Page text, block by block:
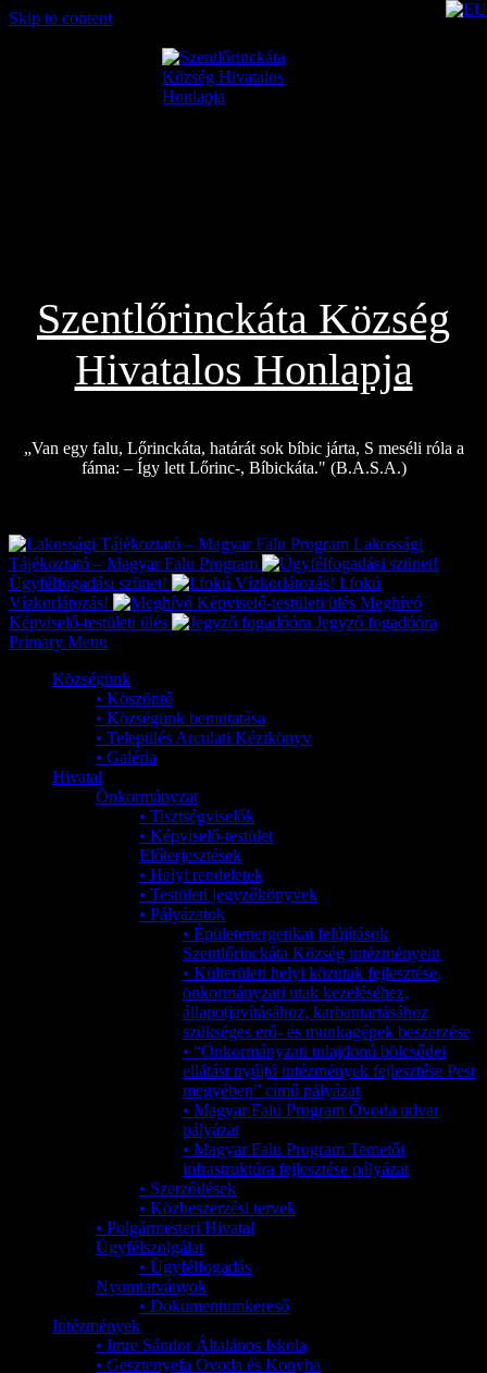
Skip to content
Szentlőrinckáta Község
Hivatalos Honlapja
„Van egy falu, Lőrinckáta, határát sok bíbic járta, S meséli róla a
fáma: – Így lett Lőrinc-, Bíbickáta." (B.A.S.A.)
Lakossági
Tájékoztató – Magyar Falu Program
Ügyfélfogadási szünet!
I.fokú
Vízkorlátozás!
Meghívó
Képviselő-testületi ülés
Jegyző fogadóóra
Primary Menu
Községünk
• Köszöntő
• Községünk bemutatása
• Település Arculati Kézikönyv
• Galéria
Hivatal
Önkormányzat
• Tisztségviselők
• Képviselő-testület
Előterjesztések
• Helyi rendeletek
• Testületi jegyzőkönyvek
• Pályázatok
• Épületenergetikai felújítások
Szentlőrinckáta Község intézményein
• Külterületi helyi közutak fejlesztése,
önkormányzati utak kezeléséhez,
állapotjavításához, karbantartásához
szükséges erő- és munkagépek beszerzése
• “Önkormányzati tulajdonú bölcsődei
ellátást nyújtó intézmények fejlesztése Pest
megyében” című pályázat
• Magyar Falu Program Óvoda udvar
pályázat
• Magyar Falu Program Temetői
infrastruktúra fejlesztése pályázat
• Szerződések
• Közbeszerzési tervek
• Polgármesteri Hivatal
Ügyfélszolgálat
• Ügyfélfogadás
Nyomtatványok
• Dokumentumkereső
Intézmények
• Imre Sándor Általános Iskola
• Gesztenyefa Óvoda és Konyha